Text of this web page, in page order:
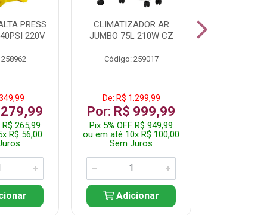
PRESS
220V
R$ 265,99
R$ 56,00
CLIMATIZADOR AR
JUMBO 75L 210W CZ
Código: 259017
De: R$ 1.299,99
Por: R$ 999,99
Pix 5% OFF R$ 949,99
ou em até 10x R$ 100,00
Sem Juros
Adicionar